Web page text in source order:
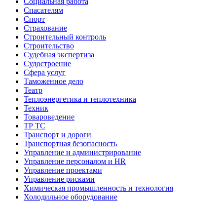
Спасателям
Спорт
Страхование
Строительный контроль
Строительство
Судебная экспертиза
Судостроение
Сфера услуг
Таможенное дело
Театр
Теплоэнергетика и теплотехника
Техник
Товароведение
ТР ТС
Транспорт и дороги
Транспортная безопасность
Управление и администрирование
Управление персоналом и HR
Управление проектами
Управление рисками
Химическая промышленность и технология
Холодильное оборудование